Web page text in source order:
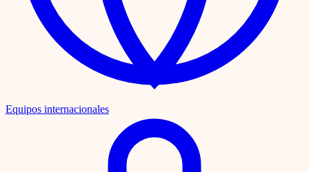
Equipos internacionales